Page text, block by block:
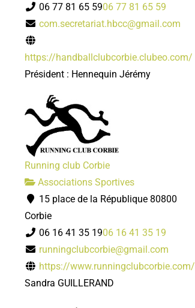
06 77 81 65 5906 77 81 65 59
com.secretariat.hbcc@gmail.com
https://handballclubcorbie.clubeo.com/
Président : Hennequin Jérémy
Running club Corbie
Associations Sportives
15 place de la République 80800
Corbie
06 16 41 35 1906 16 41 35 19
runningclubcorbie@gmail.com
https://www.runningclubcorbie.com/
Sandra GUILLERAND